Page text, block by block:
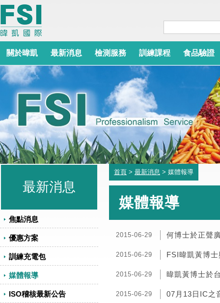
關於暐凱 最新消息 檢測服務 訓練課程 食品驗證
最新消息
焦點消息
優惠方案
訓練充電包
媒體報導
ISO稽核最新公告
首頁 > 最新消息 > 媒體報導
媒體報導
2015-06-29 何博士於正聲
2015-06-29 FSI暐凱黃博
2015-06-29 暐凱黃博士於
2015-06-29 07月13日IC之